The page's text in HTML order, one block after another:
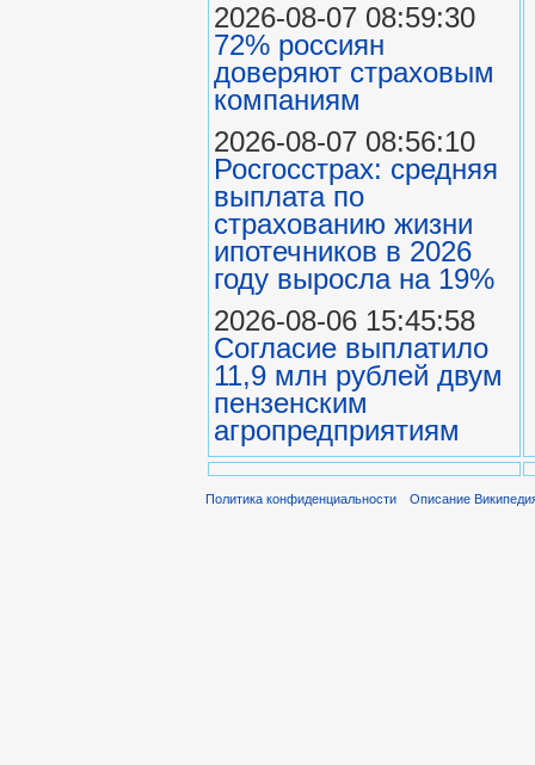
2026-08-07 08:59:30
72% россиян
доверяют страховым
компаниям
2026-08-07 08:56:10
Росгосстрах: средняя
выплата по
страхованию жизни
ипотечников в 2026
году выросла на 19%
2026-08-06 15:45:58
Согласие выплатило
11,9 млн рублей двум
пензенским
агропредприятиям
Политика конфиденциальности Описание